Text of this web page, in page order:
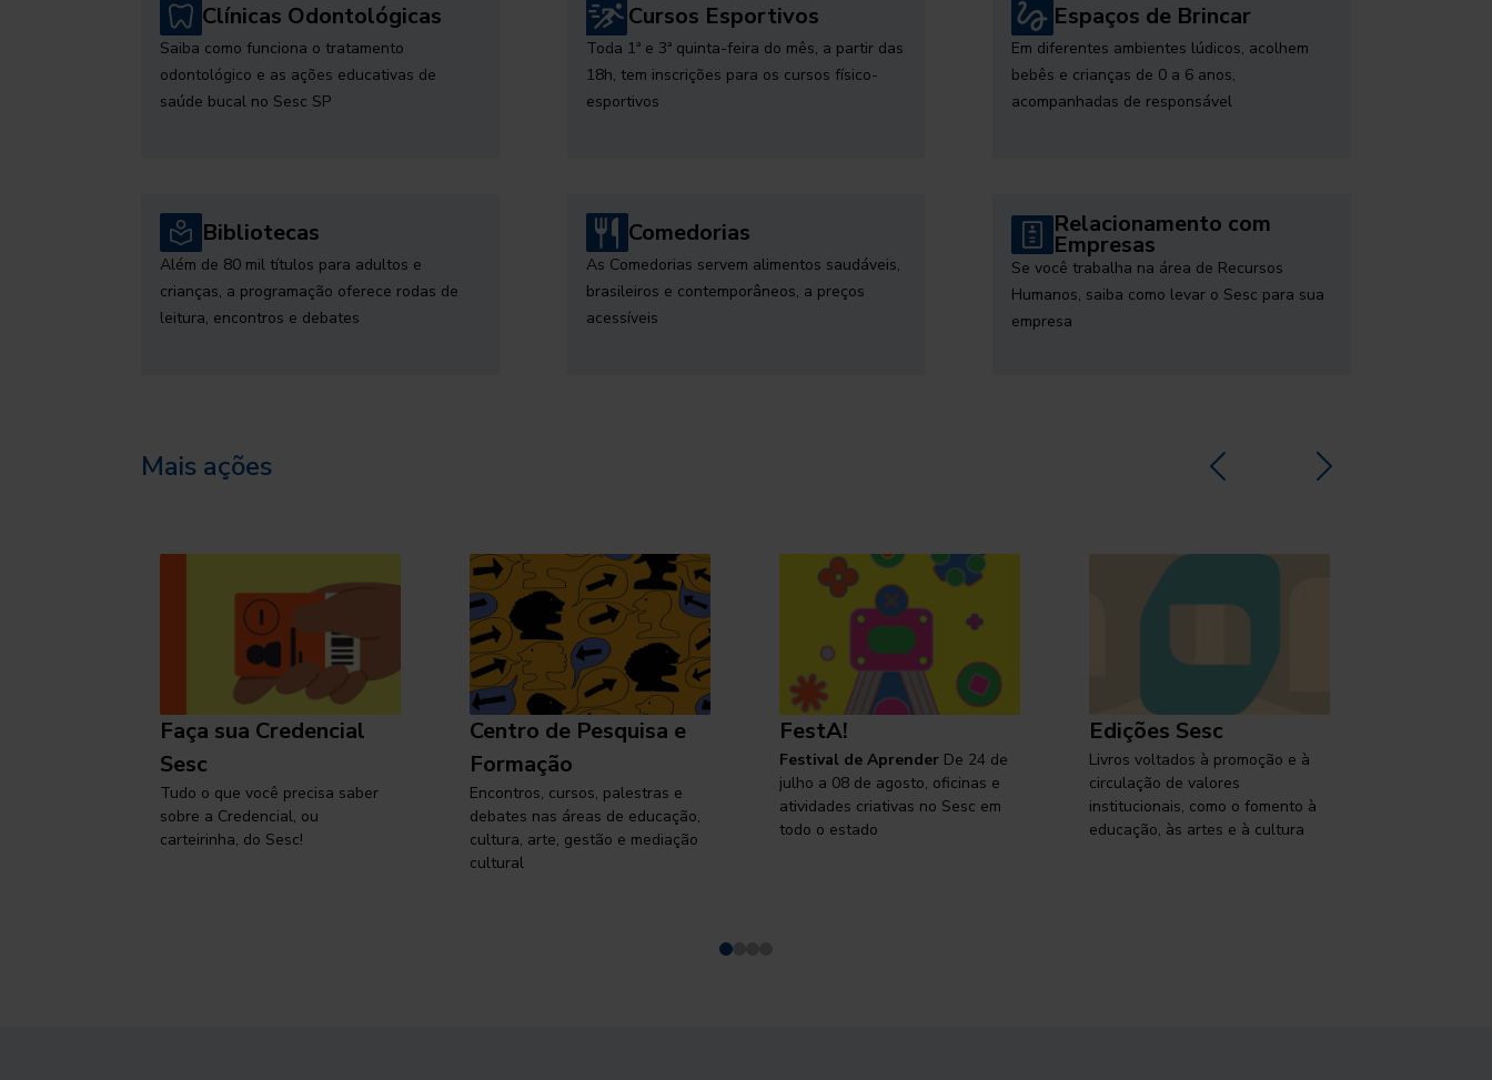
Clínicas Odontológicas
Saiba como funciona o tratamento
odontológico e as ações educativas de
saúde bucal no Sesc SP
Cursos Esportivos
Toda 1ª e 3ª quinta-feira do mês, a partir das
18h, tem inscrições para os cursos físico-
esportivos
Espaços de Brincar
Em diferentes ambientes lúdicos, acolhem
bebês e crianças de 0 a 6 anos,
acompanhadas de responsável
Bibliotecas
Além de 80 mil títulos para adultos e
crianças, a programação oferece rodas de
leitura, encontros e debates
Comedorias
As Comedorias servem alimentos saudáveis,
brasileiros e contemporâneos, a preços
acessíveis
Relacionamento com
Empresas
Se você trabalha na área de Recursos
Humanos, saiba como levar o Sesc para sua
empresa
Mais ações
Faça sua Credencial
Sesc
Tudo o que você precisa saber
sobre a Credencial, ou
carteirinha, do Sesc!
Centro de Pesquisa e
Formação
Encontros, cursos, palestras e
debates nas áreas de educação,
cultura, arte, gestão e mediação
cultural
FestA!
Festival de Aprender De 24 de
julho a 08 de agosto, oficinas e
atividades criativas no Sesc em
todo o estado
Edições Sesc
Livros voltados à promoção e à
circulação de valores
institucionais, como o fomento à
educação, às artes e à cultura